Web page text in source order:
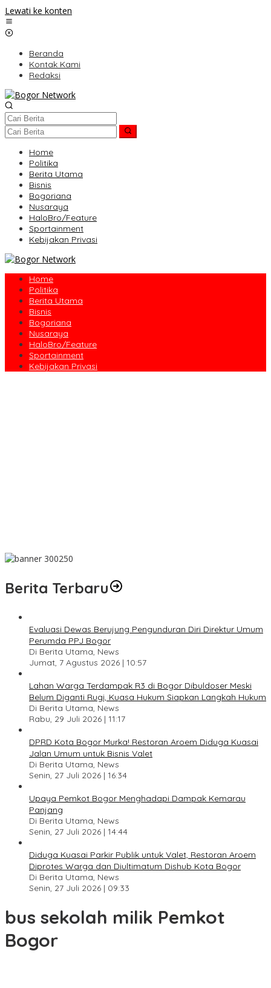
Lewati ke konten
Beranda
Kontak Kami
Redaksi
Home
Politika
Berita Utama
Bisnis
Bogoriana
Nusaraya
HaloBro/Feature
Sportainment
Kebijakan Privasi
Home
Politika
Berita Utama
Bisnis
Bogoriana
Nusaraya
HaloBro/Feature
Sportainment
Kebijakan Privasi
Berita Terbaru
Evaluasi Dewas Berujung Pengunduran Diri Direktur Umum
Perumda PPJ Bogor
Di Berita Utama, News
Jumat, 7 Agustus 2026 | 10:57
Lahan Warga Terdampak R3 di Bogor Dibuldoser Meski
Belum Diganti Rugi, Kuasa Hukum Siapkan Langkah Hukum
Di Berita Utama, News
Rabu, 29 Juli 2026 | 11:17
DPRD Kota Bogor Murka! Restoran Aroem Diduga Kuasai
Jalan Umum untuk Bisnis Valet
Di Berita Utama, News
Senin, 27 Juli 2026 | 16:34
Upaya Pemkot Bogor Menghadapi Dampak Kemarau
Panjang
Di Berita Utama, News
Senin, 27 Juli 2026 | 14:44
Diduga Kuasai Parkir Publik untuk Valet, Restoran Aroem
Diprotes Warga dan Diultimatum Dishub Kota Bogor
Di Berita Utama, News
Senin, 27 Juli 2026 | 09:33
bus sekolah milik Pemkot
Bogor